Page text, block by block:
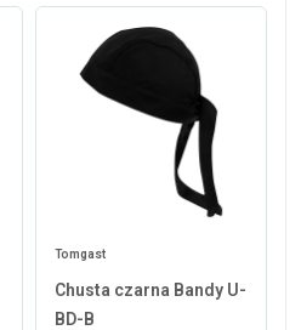
Tomgast
Chusta czarna Bandy U-
BD-B